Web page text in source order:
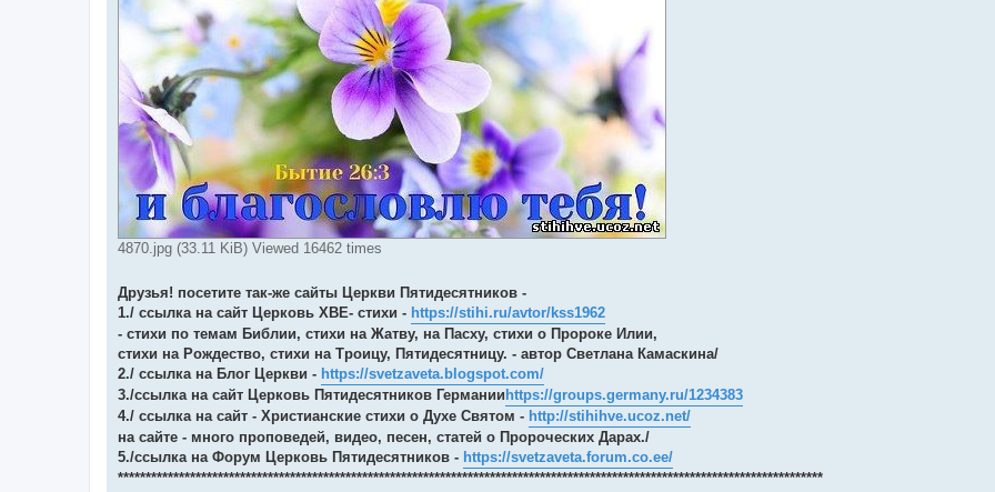
4870.jpg (33.11 KiB) Viewed 16462 times
Друзья! посетите так-же сайты Церкви Пятидесятников -
1./ ссылка на сайт Церковь ХВЕ- стихи - https://stihi.ru/avtor/kss1962
- стихи по темам Библии, стихи на Жатву, на Пасху, стихи о Пророке Илии,
стихи на Рождество, стихи на Троицу, Пятидесятницу. - автор Светлана Камаскина/
2./ ссылка на Блог Церкви - https://svetzaveta.blogspot.com/
3./ссылка на сайт Церковь Пятидесятников Германии https://groups.germany.ru/1234383
4./ ссылка на сайт - Христианские стихи о Духе Святом - http://stihihve.ucoz.net/
на сайте - много проповедей, видео, песен, статей о Пророческих Дарах./
5./ссылка на Форум Церковь Пятидесятников - https://svetzaveta.forum.co.ee/
*******************************************************************************************************************************